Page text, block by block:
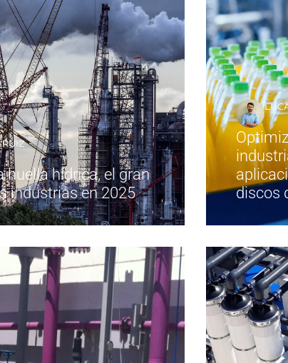
RUIZ
huella hídrica, el gran
industrias en 2025
discos